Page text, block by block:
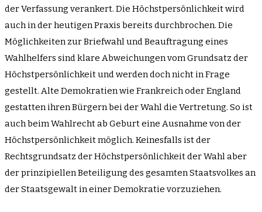
der Verfassung verankert. Die Höchstpersönlichkeit wird
auch in der heutigen Praxis bereits durchbrochen. Die
Möglichkeiten zur Briefwahl und Beauftragung eines
Wahlhelfers sind klare Abweichungen vom Grundsatz der
Höchstpersönlichkeit und werden doch nicht in Frage
gestellt. Alte Demokratien wie Frankreich oder England
gestatten ihren Bürgern bei der Wahl die Vertretung. So ist
auch beim Wahlrecht ab Geburt eine Ausnahme von der
Höchstpersönlichkeit möglich. Keinesfalls ist der
Rechtsgrundsatz der Höchstpersönlichkeit der Wahl aber
der prinzipiellen Beteiligung des gesamten Staatsvolkes an
der Staatsgewalt in einer Demokratie vorzuziehen.